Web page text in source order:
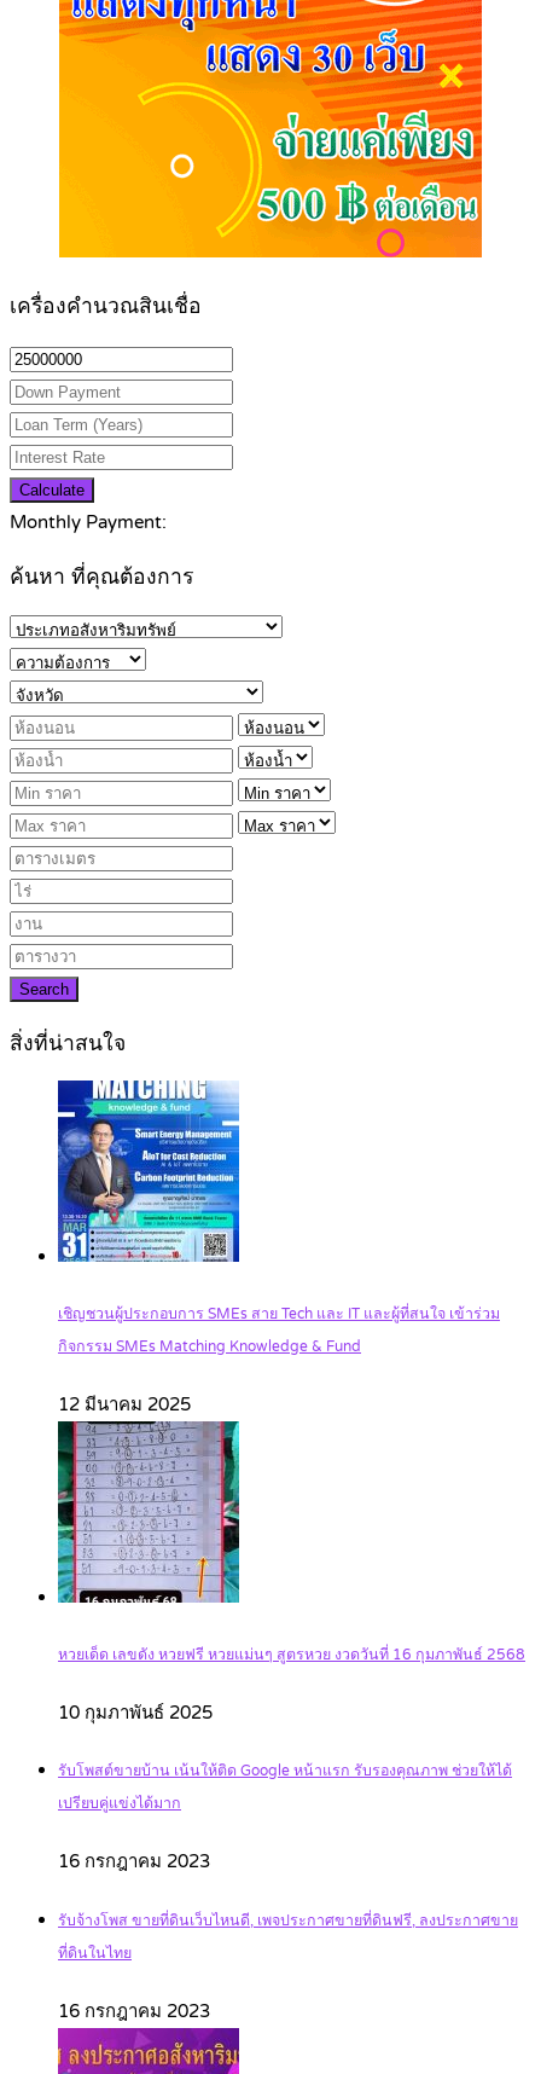
เครื่องคำนวณสินเชื่อ
Calculate
Monthly Payment:
ค้นหา ที่คุณต้องการ
Search
สิ่งที่น่าสนใจ
เชิญชวนผู้ประกอบการ SMEs สาย Tech และ IT และผู้ที่สนใจ เข้าร่วม
กิจกรรม SMEs Matching Knowledge & Fund
12 มีนาคม 2025
หวยเด็ด เลขดัง หวยฟรี หวยแม่นๆ สูตรหวย งวดวันที่ 16 กุมภาพันธ์ 2568
10 กุมภาพันธ์ 2025
รับโพสต์ขายบ้าน เน้นให้ติด Google หน้าแรก รับรองคุณภาพ ช่วยให้ได้
เปรียบคู่แข่งได้มาก
16 กรกฎาคม 2023
รับจ้างโพส ขายที่ดินเว็บไหนดี, เพจประกาศขายที่ดินฟรี, ลงประกาศขาย
ที่ดินในไทย
16 กรกฎาคม 2023